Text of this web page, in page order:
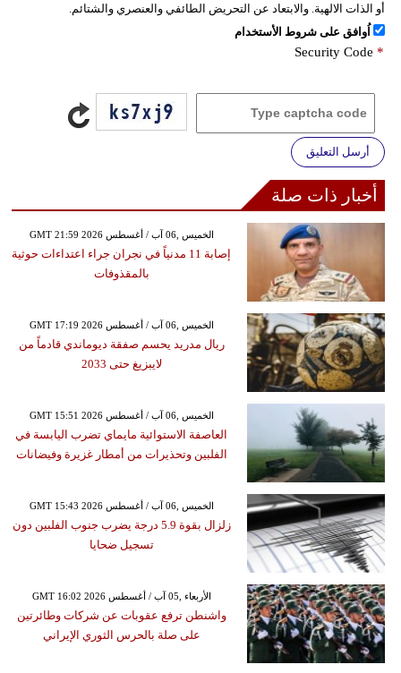
أو الذات الالهية. والابتعاد عن التحريض الطائفي والعنصري والشتائم.
اُوافق على شروط الأستخدام
Security Code *
أرسل التعليق
أخبار ذات صلة
GMT 21:59 2026 الخميس ,06 آب / أغسطس
إصابة 11 مدنياً في نجران جراء اعتداءات حوثية
بالمقذوفات
GMT 17:19 2026 الخميس ,06 آب / أغسطس
ريال مدريد يحسم صفقة ديوماندي قادماً من
لايبزيغ حتى 2033
GMT 15:51 2026 الخميس ,06 آب / أغسطس
العاصفة الاستوائية مايماي تضرب اليابسة في
الفلبين وتحذيرات من أمطار غزيرة وفيضانات
GMT 15:43 2026 الخميس ,06 آب / أغسطس
زلزال بقوة 5.9 درجة يضرب جنوب الفلبين دون
تسجيل ضحايا
GMT 16:02 2026 الأربعاء ,05 آب / أغسطس
واشنطن ترفع عقوبات عن شركات وطائرتين
على صلة بالحرس الثوري الإيراني